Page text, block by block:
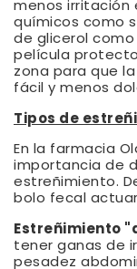
menos irritación
químicos como
de glicerol
película
zona para que
fácil y menos
Tipos de
En la farmacia
importancia de
estreñimiento.
bolo fecal
Estreñimiento
tener ganas de
pesadez